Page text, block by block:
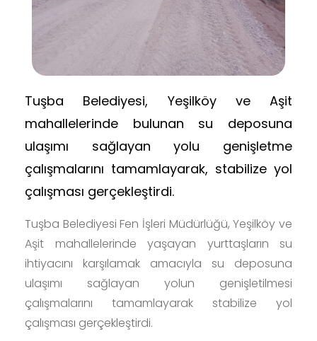
Tuşba Belediyesi, Yeşilköy ve Aşit
mahallelerinde bulunan su deposuna
ulaşımı sağlayan yolu genişletme
çalışmalarını tamamlayarak, stabilize yol
çalışması gerçekleştirdi.
Tuşba Belediyesi Fen İşleri Müdürlüğü, Yeşilköy ve
Aşit mahallelerinde yaşayan yurttaşların su
ihtiyacını karşılamak amacıyla su deposuna
ulaşımı sağlayan yolun genişletilmesi
çalışmalarını tamamlayarak stabilize yol
çalışması gerçekleştirdi.